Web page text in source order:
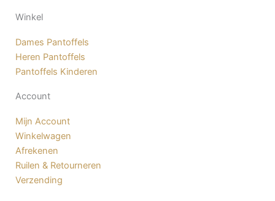
Winkel
Dames Pantoffels
Heren Pantoffels
Pantoffels Kinderen
Account
Mijn Account
Winkelwagen
Afrekenen
Ruilen & Retourneren
Verzending